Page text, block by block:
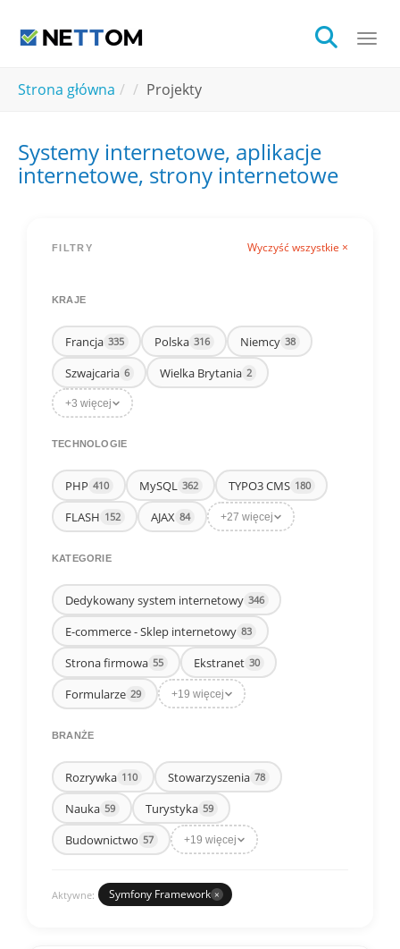
Strona główna Projekty
Systemy internetowe, aplikacje
internetowe, strony internetowe
FILTRY Wyczyść wszystkie ×
KRAJE
Francja 335 Polska 316 Niemcy 38
Szwajcaria 6 Wielka Brytania 2
+3 więcej
TECHNOLOGIE
PHP 410 MySQL 362 TYPO3 CMS 180
FLASH 152 AJAX 84 +27 więcej
KATEGORIE
Dedykowany system internetowy 346
E-commerce - Sklep internetowy 83
Strona firmowa 55 Ekstranet 30
Formularze 29 +19 więcej
BRANŻE
Rozrywka 110 Stowarzyszenia 78
Nauka 59 Turystyka 59
Budownictwo 57 +19 więcej
Aktywne: Symfony Framework ×